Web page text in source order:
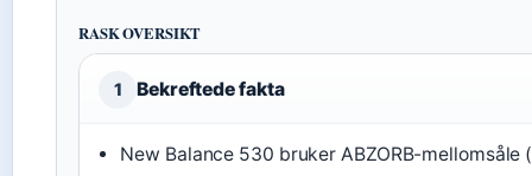
RASK OVERSIKT
1 Bekreftede fakta
New Balance 530 bruker ABZORB-mellomsåle (